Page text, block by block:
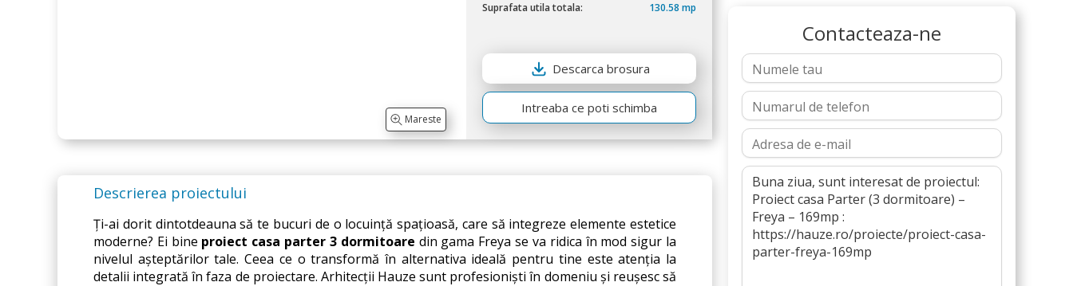
Mareste
Suprafata utila totala: 130.58 mp
Descarca brosura
Intreaba ce poti schimba
Descrierea proiectului
Ți-ai dorit dintotdeauna să te bucuri de o locuință spațioasă, care să integreze elemente estetice
moderne? Ei bine proiect casa parter 3 dormitoare din gama Freya se va ridica în mod sigur la
nivelul așteptărilor tale. Ceea ce o transformă în alternativa ideală pentru tine este atenția la
detalii integrată în faza de proiectare. Arhitecții Hauze sunt profesioniști în domeniu și reușesc să
Contacteaza-ne